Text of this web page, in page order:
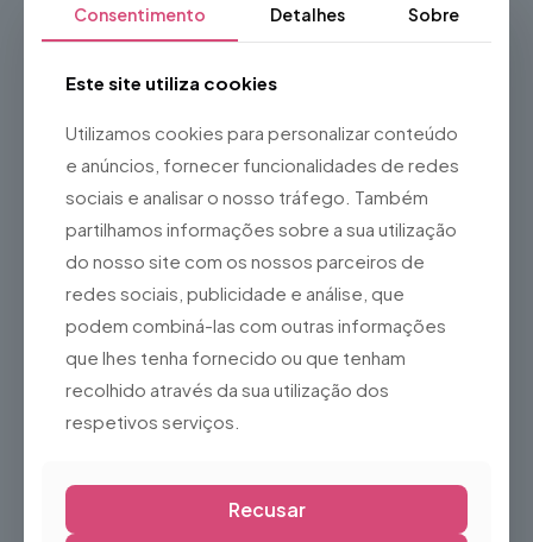
dinâmico e, acima de tudo, extremamente seguro.
Destaques do produto:
Dinâmica de salto profissional
confortável e com maior alcance de altura.
Segurança blindada: Equipado com uma rede de
proteção robusta de malha apertada e almofadas
espessas que cobrem totalmente os postes e as
molas para evitar qualquer impacto direto.
galvanizado comtratamento anticorrosão
lona comproteção UVpara resistir ao sol e à
Estabilidade reforçada
: Base desenhada com
pés largos em “U” que garantem um apoio firme no
chão, mesmo durante as sessões de saltos mais
Descrição técnica e especificações
Este equipamento foi desenvolvido sob rigorosas normas
Consentimento Detalhes Sobre
Este site utiliza cookies
Utilizamos cookies para personalizar conteúdo
e anúncios, fornecer funcionalidades de redes
sociais e analisar o nosso tráfego. Também
partilhamos informações sobre a sua utilização
do nosso site com os nossos parceiros de
redes sociais, publicidade e análise, que
podem combiná-las com outras informações
que lhes tenha fornecido ou que tenham
recolhido através da sua utilização dos
respetivos serviços.
Recusar